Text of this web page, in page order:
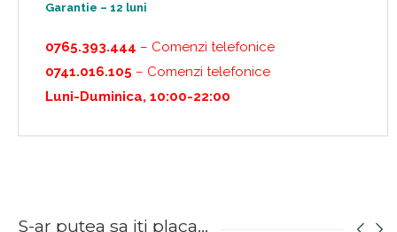
Garantie – 12 luni
0765.393.444 – Comenzi telefonice
0741.016.105 – Comenzi telefonice
Luni-Duminica, 10:00-22:00
S-ar putea sa iti placa...